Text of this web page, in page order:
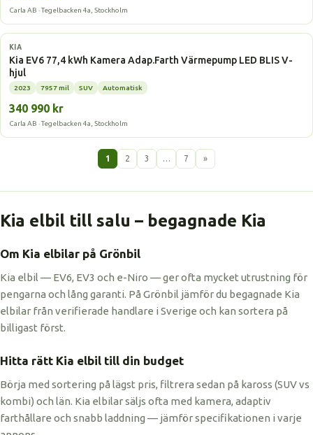
Carla AB · Tegelbacken 4a, Stockholm
Elbil
KIA
Kia EV6 77,4 kWh Kamera Adap.Farth Värmepump LED BLIS V-
hjul
2023 7957 mil SUV Automatisk
340 990 kr
Carla AB · Tegelbacken 4a, Stockholm
1 2 3 … 7 »
Kia elbil till salu – begagnade Kia
Om Kia elbilar på Grönbil
Kia elbil — EV6, EV3 och e-Niro — ger ofta mycket utrustning för
pengarna och lång garanti. På Grönbil jämför du begagnade Kia
elbilar från verifierade handlare i Sverige och kan sortera på
billigast först.
Hitta rätt Kia elbil till din budget
Börja med sortering på lägst pris, filtrera sedan på kaross (SUV vs
kombi) och län. Kia elbilar säljs ofta med kamera, adaptiv
farthållare och snabb laddning — jämför specifikationen i varje